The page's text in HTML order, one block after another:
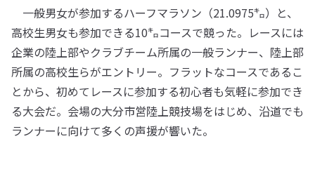
一般男女が参加するハーフマラソン（21.0975㌔）と、
高校生男女も参加できる10㌔コースで競った。レースには
企業の陸上部やクラブチーム所属の一般ランナー、陸上部
所属の高校生らがエントリー。フラットなコースであるこ
とから、初めてレースに参加する初心者も気軽に参加でき
る大会だ。会場の大分市営陸上競技場をはじめ、沿道でも
ランナーに向けて多くの声援が響いた。